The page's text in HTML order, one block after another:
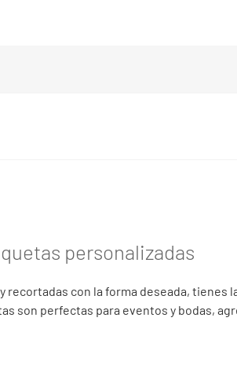
personalizadas
con la forma deseada, tienes
son perfectas para eventos y bodas,